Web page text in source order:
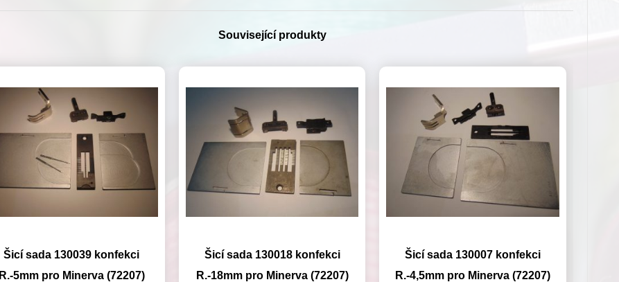
Související produkty
Šicí sada 130039 konfekci
R.-5mm pro Minerva (72207)
Šicí sada 130018 konfekci
R.-18mm pro Minerva (72207)
Šicí sada 130007 konfekci
R.-4,5mm pro Minerva (72207)